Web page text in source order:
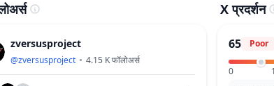
zversusproject
@zversusproject 4.15 Kफॉलोअर्स
X प्रदर्शन
65 Poor
0